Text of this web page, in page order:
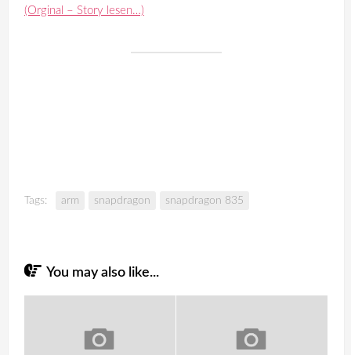
(Orginal – Story lesen…)
Tags: arm snapdragon snapdragon 835
You may also like...